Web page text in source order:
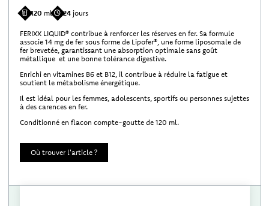
120 ml 24jours
FERIXX LIQUID® contribue à renforcer les réserves en fer. Sa formule
associe 14 mg de fer sous forme de Lipofer®, une forme liposomale de
fer brevetée, garantissant une absorption optimale sans goût
métallique et une bonne tolérance digestive.
Enrichi en vitamines B6 et B12, il contribue à réduire la fatigue et
soutient le métabolisme énergétique.
Il est idéal pour les femmes, adolescents, sportifs ou personnes sujettes
à des carences en fer.
Conditionné en flacon compte-goutte de 120 ml.
Où trouver l'article ?